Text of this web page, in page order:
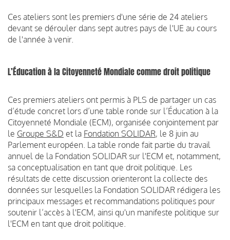
Ces ateliers sont les premiers d'une série de 24 ateliers
devant se dérouler dans sept autres pays de l'UE au cours
de l'année à venir.
L’Éducation à la Citoyenneté Mondiale comme droit politique
Ces premiers ateliers ont permis à PLS de partager un cas
d’étude concret lors d’une table ronde sur l’Éducation à la
Citoyenneté Mondiale (ECM), organisée conjointement par
le Groupe S&D et la Fondation SOLIDAR, le 8 juin au
Parlement européen. La table ronde fait partie du travail
annuel de la Fondation SOLIDAR sur l'ECM et, notamment,
sa conceptualisation en tant que droit politique. Les
résultats de cette discussion orienteront la collecte des
données sur lesquelles la Fondation SOLIDAR rédigera les
principaux messages et recommandations politiques pour
soutenir l’accès à l'ECM, ainsi qu'un manifeste politique sur
l'ECM en tant que droit politique.